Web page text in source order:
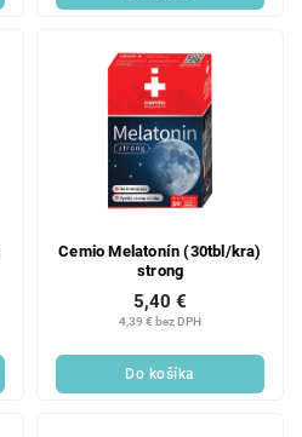
Cemio Melatonín (30tbl/kra)
strong
4,39 € bez DPH
5,40 €
Do košíka